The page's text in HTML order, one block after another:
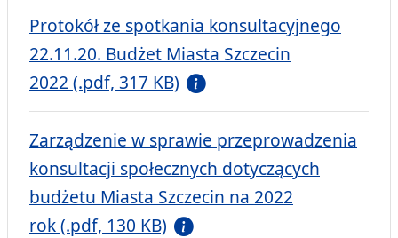
Protokół ze spotkania konsultacyjnego
22.11.20. Budżet Miasta Szczecin
2022 (.pdf, 317 KB)
Zarządzenie w sprawie przeprowadzenia
konsultacji społecznych dotyczących
budżetu Miasta Szczecin na 2022
rok (.pdf, 130 KB)